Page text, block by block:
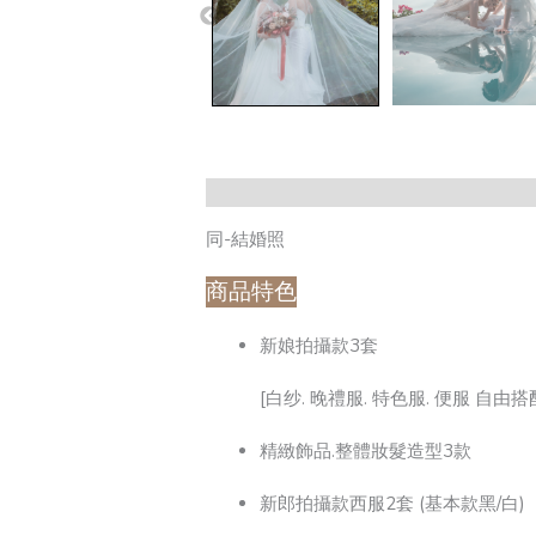
同-結婚照
商品特色
新娘拍攝款3套
[白纱. 晚禮服. 特色服. 便服 自由搭
精緻飾品.整體妝髮造型3款
新郎拍攝款西服2套 (基本款黑/白)